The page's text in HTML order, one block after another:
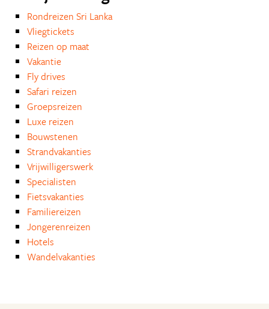
Rondreizen Sri Lanka
Vliegtickets
Reizen op maat
Vakantie
Fly drives
Safari reizen
Groepsreizen
Luxe reizen
Bouwstenen
Strandvakanties
Vrijwilligerswerk
Specialisten
Fietsvakanties
Familiereizen
Jongerenreizen
Hotels
Wandelvakanties